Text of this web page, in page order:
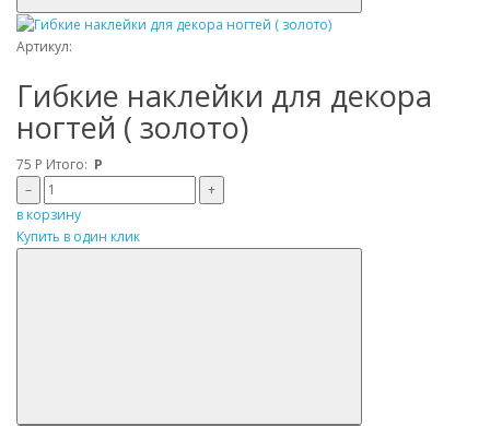
Артикул:
Гибкие наклейки для декора
ногтей ( золото)
75 Р Итого: Р
–
+
в корзину
Купить в один клик